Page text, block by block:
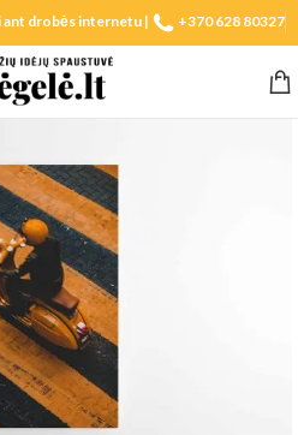
drobės internetu | +370 628 80327
padidinti